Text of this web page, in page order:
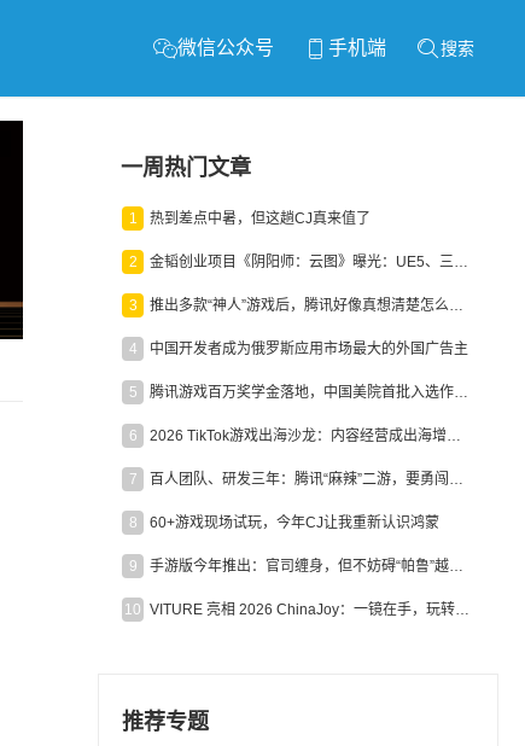
微信公众号 手机端 搜索
一周热门文章
1 热到差点中暑，但这趟CJ真来值了
2 金韬创业项目《阴阳师：云图》曝光：UE5、三端互通、ARPG
3 推出多款“神人”游戏后，腾讯好像真想清楚怎么做二次元了
4 中国开发者成为俄罗斯应用市场最大的外国广告主
5 腾讯游戏百万奖学金落地，中国美院首批入选作品获业内关注
6 2026 TikTok游戏出海沙龙：内容经营成出海增长新引擎
7 百人团队、研发三年：腾讯“麻辣”二游，要勇闯男性恋爱市场
8 60+游戏现场试玩，今年CJ让我重新认识鸿蒙
9 手游版今年推出：官司缠身，但不妨碍“帕鲁”越来越火
10 VITURE 亮相 2026 ChinaJoy：一镜在手，玩转全场！
推荐专题